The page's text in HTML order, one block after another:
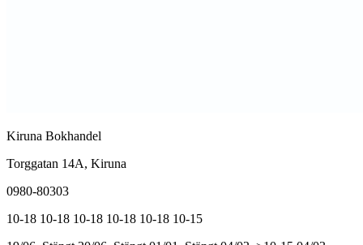
Kiruna Bokhandel
Torggatan 14A, Kiruna
0980-80303
10-18 10-18 10-18 10-18 10-18 10-15